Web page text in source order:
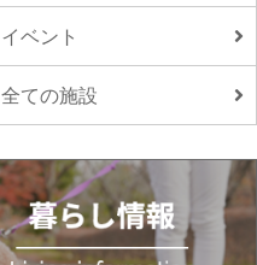
イベント
全ての施設